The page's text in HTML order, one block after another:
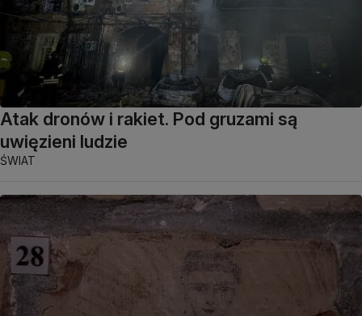
Atak dronów i rakiet. Pod gruzami są
uwięzieni ludzie
ŚWIAT